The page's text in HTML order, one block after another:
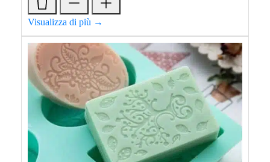
Visualizza di più →